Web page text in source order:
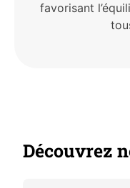
favorisant
Découvrez